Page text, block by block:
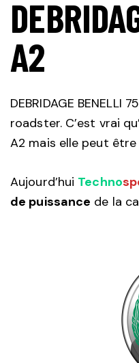
A2
DEBRIDAGE
roadster. C’est vrai
A2 mais elle peut
Aujourd’hui Techno
de puissance de la